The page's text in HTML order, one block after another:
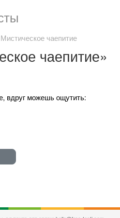
Мистическое чаепитие
чаепитие»
вдруг можешь ощутить: